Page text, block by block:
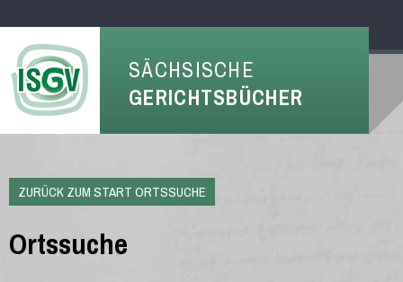
SÄCHSISCHE
GERICHTSBÜCHER
ZURÜCK ZUM START ORTSSUCHE
Ortssuche